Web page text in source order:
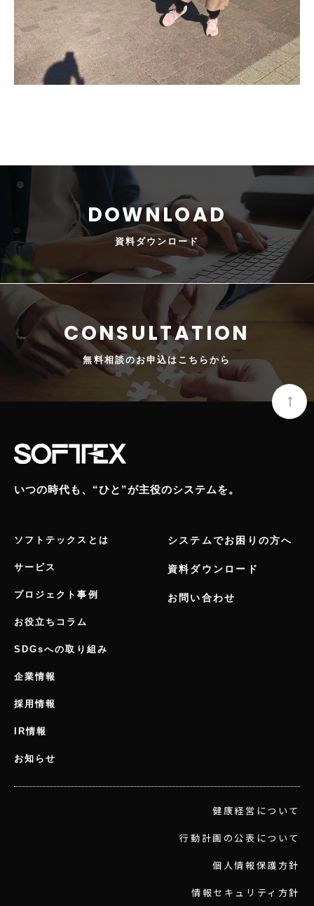
資料ダウンロード
無料相談のお申込はこちらから
いつの時代も、“ひと”が主役のシステムを。
ソフトテックスとは
サービス
プロジェクト事例
お役立ちコラム
SDGsへの取り組み
企業情報
採用情報
IR情報
お知らせ
システムでお困りの方へ
資料ダウンロード
お問い合わせ
健康経営について
行動計画の公表について
個人情報保護方針
情報セキュリティ方針